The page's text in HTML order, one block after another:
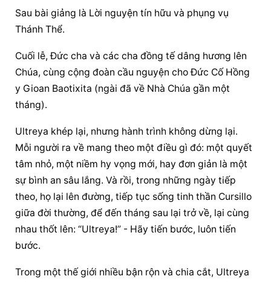
Sau bài giảng là Lời nguyện tín hữu và phụng vụ
Thánh Thể.
Cuối lễ, Đức cha và các cha đồng tế dâng hương lên
Chúa, cùng cộng đoàn cầu nguyện cho Đức Cố Hồng
y Gioan Baotixita (ngài đã về Nhà Chúa gần một
tháng).
Ultreya khép lại, nhưng hành trình không dừng lại.
Mỗi người ra về mang theo một điều gì đó: một quyết
tâm nhỏ, một niềm hy vọng mới, hay đơn giản là một
sự bình an sâu lắng. Và rồi, trong những ngày tiếp
theo, họ lại lên đường, tiếp tục sống tinh thần Cursillo
giữa đời thường, để đến tháng sau lại trở về, lại cùng
nhau thốt lên: “Ultreya!” - Hãy tiến bước, luôn tiến
bước.
Trong một thế giới nhiều bận rộn và chia cắt, Ultreya